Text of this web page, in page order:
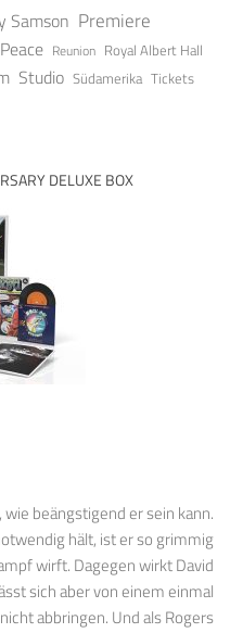
Samson Premiere
Reunion Royal Albert Hall
Studio Südamerika Tickets
DELUXE BOX
beängstigend er sein kann.
hält, ist er so grimmig
wirft. Dagegen wirkt David
sich aber von einem einmal
abbringen. Und als Rogers